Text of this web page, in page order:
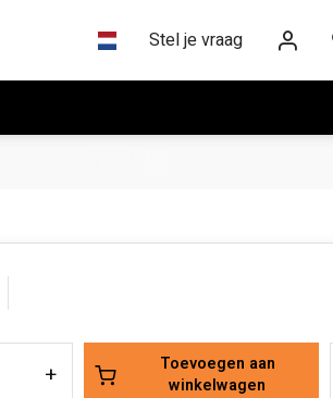
Stel je vraag
+
Toevoegen aan
winkelwagen